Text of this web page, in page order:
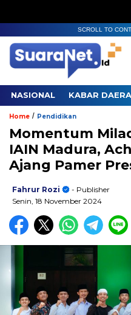
SCROLL TO
NASIONAL KABAR
Home / Pendidikan
Momentum
IAIN Madura,
Ajang Pamer
Fahrur Rozi
- Publisher
Senin, 18 November 2024